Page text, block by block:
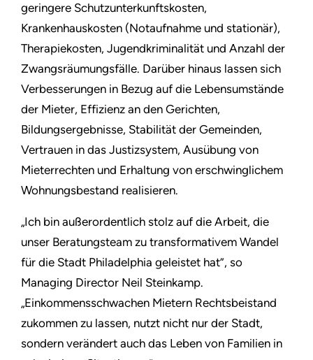
geringere Schutzunterkunftskosten,
Krankenhauskosten (Notaufnahme und stationär),
Therapiekosten, Jugendkriminalität und Anzahl der
Zwangsräumungsfälle. Darüber hinaus lassen sich
Verbesserungen in Bezug auf die Lebensumstände
der Mieter, Effizienz an den Gerichten,
Bildungsergebnisse, Stabilität der Gemeinden,
Vertrauen in das Justizsystem, Ausübung von
Mieterrechten und Erhaltung von erschwinglichem
Wohnungsbestand realisieren.
„Ich bin außerordentlich stolz auf die Arbeit, die
unser Beratungsteam zu transformativem Wandel
für die Stadt Philadelphia geleistet hat”, so
Managing Director Neil Steinkamp.
„Einkommensschwachen Mietern Rechtsbeistand
zukommen zu lassen, nutzt nicht nur der Stadt,
sondern verändert auch das Leben von Familien in